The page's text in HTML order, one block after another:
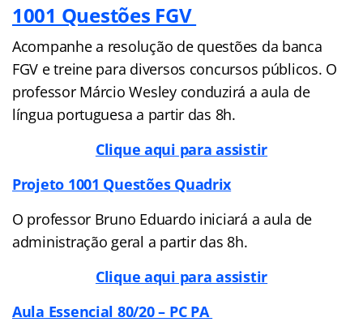
1001 Questões FGV
Acompanhe a resolução de questões da banca
FGV e treine para diversos concursos públicos. O
professor Márcio Wesley conduzirá a aula de
língua portuguesa a partir das 8h.
Clique aqui para assistir
Projeto 1001 Questões Quadrix
O professor Bruno Eduardo iniciará a aula de
administração geral a partir das 8h.
Clique aqui para assistir
Aula Essencial 80/20 – PC PA